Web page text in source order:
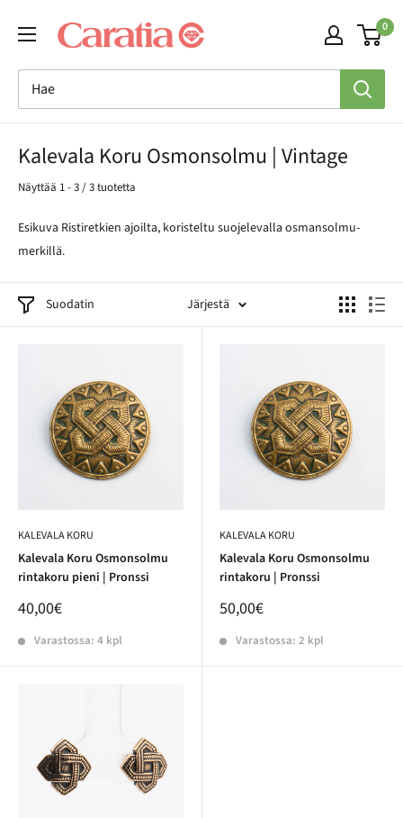
sisältöön
0
Kalevala Koru Osmonsolmu | Vintage
Näyttää 1 - 3 / 3 tuotetta
Esikuva Ristiretkien ajoilta, koristeltu suojelevalla osmansolmu-
merkillä.
Suodatin Järjestä
KALEVALA KORU
Kalevala Koru Osmonsolmu
rintakoru pieni | Pronssi
40,00€
Varastossa: 4 kpl
KALEVALA KORU
Kalevala Koru Osmonsolmu
rintakoru | Pronssi
50,00€
Varastossa: 2 kpl